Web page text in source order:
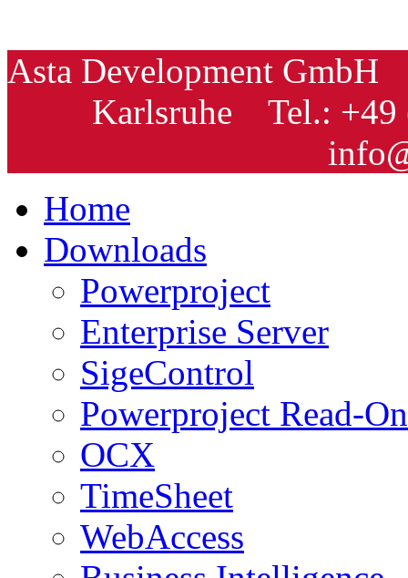
Asta Development GmbH
Karlsruhe
Tel.:
Home
Downloads
Powerproject
Enterprise Server
SigeControl
Powerproject Read-
OCX
TimeSheet
WebAccess